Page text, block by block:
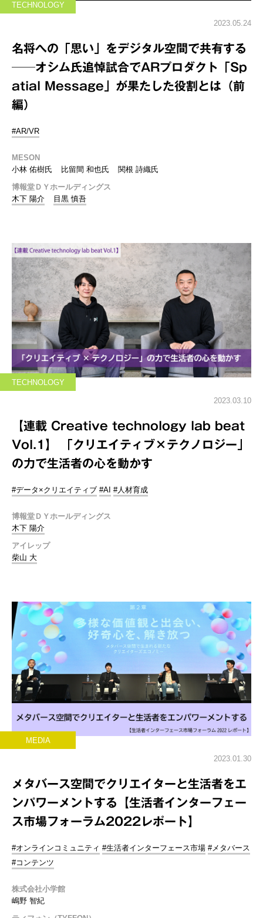
TECHNOLOGY
2023.05.24
名将への「思い」をデジタル空間で共有する
──オシム氏追悼試合でARプロダクト「Sp
atial Message」が果たした役割とは（前
編）
#AR/VR
MESON
小林 佑樹氏
比留間 和也氏
関根 詩織氏
博報堂ＤＹホールディングス
木下 陽介
目黒 慎吾
TECHNOLOGY
2023.03.10
【連載 Creative technology lab beat
Vol.1】 「クリエイティブ×テクノロジー」
の力で生活者の心を動かす
#データ×クリエイティブ #AI #人材育成
博報堂ＤＹホールディングス
木下 陽介
アイレップ
柴山 大
MEDIA
2023.01.30
メタバース空間でクリエイターと生活者をエ
ンパワーメントする【生活者インターフェー
ス市場フォーラム2022レポート】
#オンラインコミュニティ #生活者インターフェース市場 #メタバース
#コンテンツ
株式会社小学館
嶋野 智紀